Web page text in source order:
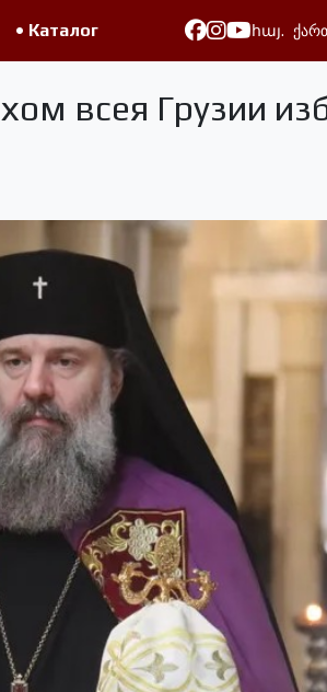
• Каталог հայ.
всея Грузии